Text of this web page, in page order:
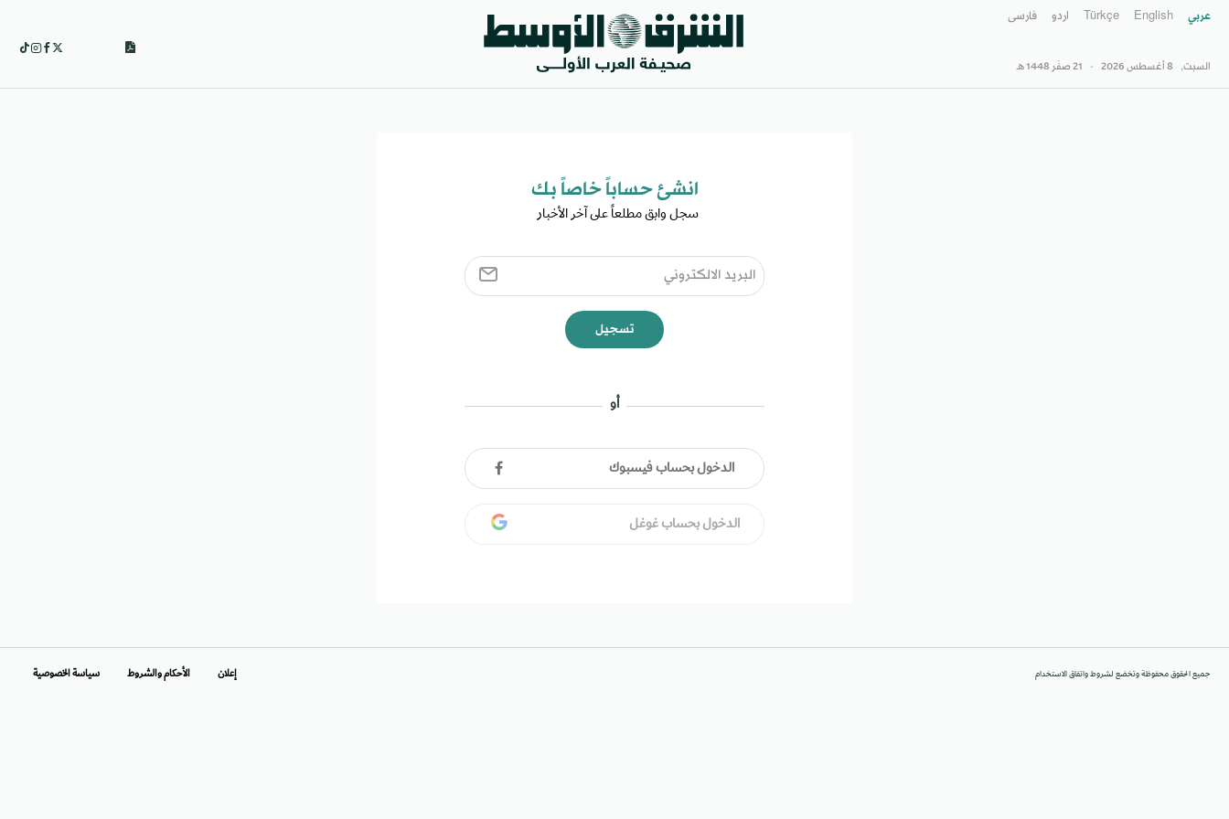
عربي English
Türkçe اردو فارسى
السبت, 8 أغسطس 2026 - 21 صفَر 1448 هـ
انشئ حساباً خاصاً بك​
سجل وابق مطلعاً على آخر الأخبار ​
تسجيل
أو
الدخول بحساب فيسبوك
الدخول بحساب غوغل
جميع الحقوق محفوظة وتخضع لشروط واتفاق الاستخدام إعلان الأحكام والشروط سياسة الخصوصية